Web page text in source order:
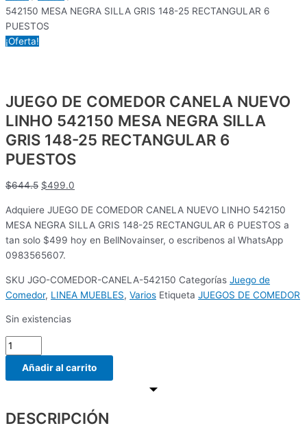
542150 MESA NEGRA SILLA GRIS 148-25 RECTANGULAR 6
PUESTOS
¡Oferta!
JUEGO DE COMEDOR CANELA NUEVO
LINHO 542150 MESA NEGRA SILLA
GRIS 148-25 RECTANGULAR 6
PUESTOS
$644.5 $499.0
Adquiere JUEGO DE COMEDOR CANELA NUEVO LINHO 542150
MESA NEGRA SILLA GRIS 148-25 RECTANGULAR 6 PUESTOS a
tan solo $499 hoy en BellNovainser, o escribenos al WhatsApp
0983565607.
SKU JGO-COMEDOR-CANELA-542150 Categorías Juego de
Comedor, LINEA MUEBLES, Varios Etiqueta JUEGOS DE COMEDOR
Sin existencias
Añadir al carrito
DESCRIPCIÓN